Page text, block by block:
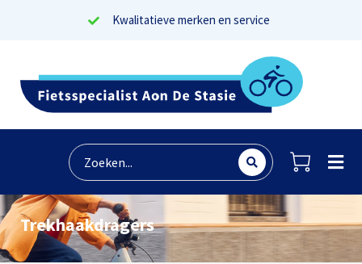
Kwalitatieve merken en service
Trekhaakdragers